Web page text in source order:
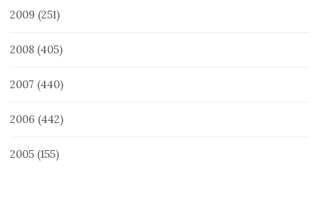
2009 (251)
2008 (405)
2007 (440)
2006 (442)
2005 (155)